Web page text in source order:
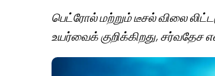
பெட்ரோல் மற்றும் டீசல் விலை
உயர்வைக் குறிக்கிறது,